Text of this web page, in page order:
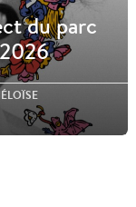
du parc